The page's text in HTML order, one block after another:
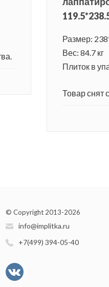
Размер:
Вес: 84.7 кг
Плиток в
Товар снят
© Copyright 2013-2026
info@implitka.ru
+7(499) 394-05-40